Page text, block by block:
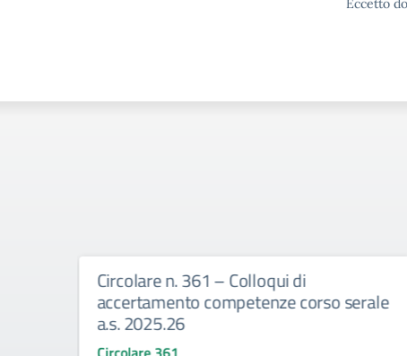
Eccetto
Circolare n. 361 – Colloqui di
accertamento competenze corso serale
a.s. 2025.26